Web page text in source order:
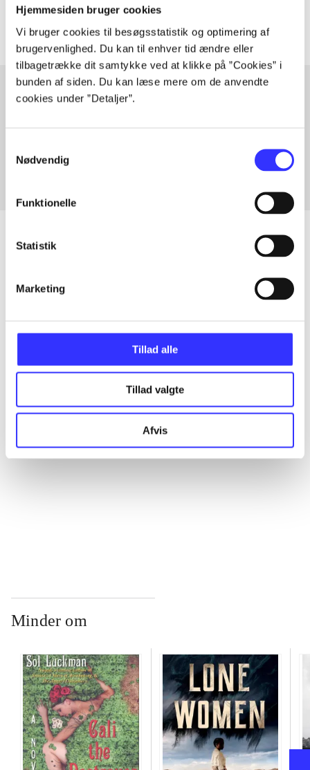
Hjemmesiden bruger cookies
Vi bruger cookies til besøgsstatistik og optimering af
brugervenlighed. Du kan til enhver tid ændre eller
tilbagetrække dit samtykke ved at klikke på ”Cookies” i
bunden af siden. Du kan læse mere om de anvendte
cookies under ”Detaljer”.
Nødvendig
Funktionelle
Statistik
Marketing
Tillad alle
Tillad valgte
Afvis
Alle registrerede artikler fordelt på udgivelser
...
Minder om